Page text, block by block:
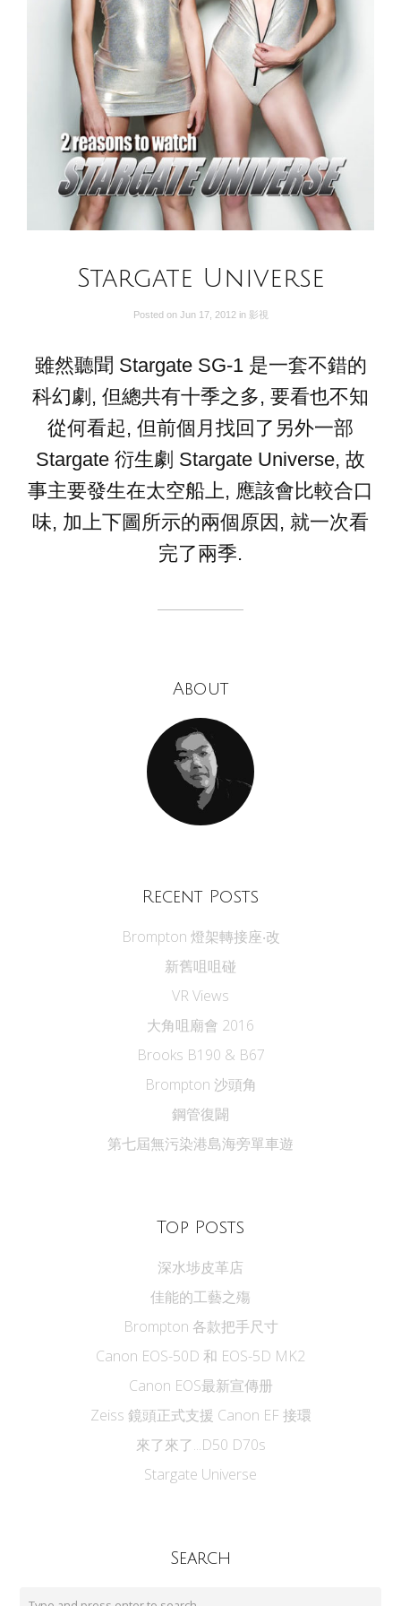
Stargate Universe
Posted on Jun 17, 2012 in 影視
雖然聽聞 Stargate SG-1 是一套不錯的
科幻劇, 但總共有十季之多, 要看也不知
從何看起, 但前個月找回了另外一部
Stargate 衍生劇 Stargate Universe, 故
事主要發生在太空船上, 應該會比較合口
味, 加上下圖所示的兩個原因, 就一次看
完了兩季.
About
Recent Posts
Brompton 燈架轉接座‧改
新舊咀咀碰
VR Views
大角咀廟會 2016
Brooks B190 & B67
Brompton 沙頭角
鋼管復闢
第七屆無污染港島海旁單車遊
Top Posts
深水埗皮革店
佳能的工藝之殤
Brompton 各款把手尺寸
Canon EOS-50D 和 EOS-5D MK2
Canon EOS最新宣傳册
Zeiss 鏡頭正式支援 Canon EF 接環
來了來了...D50 D70s
Stargate Universe
Search